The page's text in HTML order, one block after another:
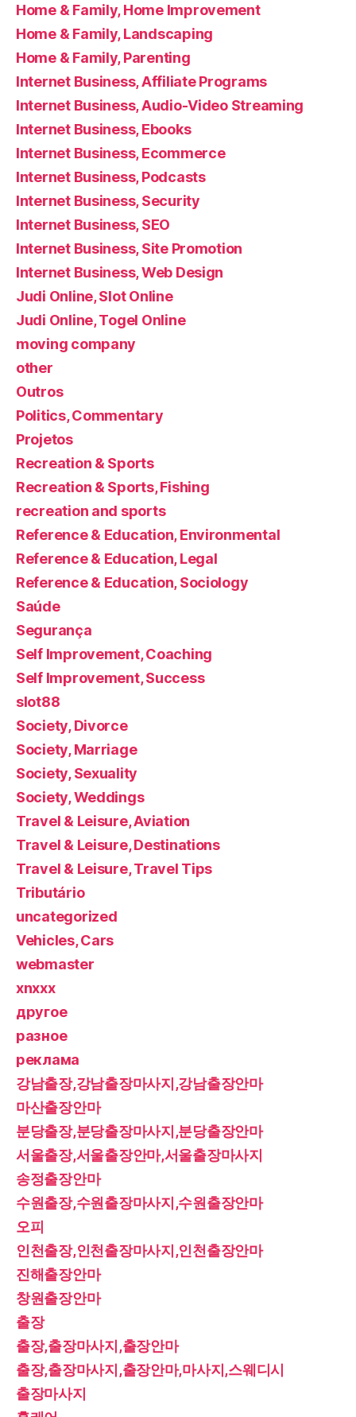
Home & Family, Home Improvement
Home & Family, Landscaping
Home & Family, Parenting
Internet Business, Affiliate Programs
Internet Business, Audio-Video Streaming
Internet Business, Ebooks
Internet Business, Ecommerce
Internet Business, Podcasts
Internet Business, Security
Internet Business, SEO
Internet Business, Site Promotion
Internet Business, Web Design
Judi Online, Slot Online
Judi Online, Togel Online
moving company
other
Outros
Politics, Commentary
Projetos
Recreation & Sports
Recreation & Sports, Fishing
recreation and sports
Reference & Education, Environmental
Reference & Education, Legal
Reference & Education, Sociology
Saúde
Segurança
Self Improvement, Coaching
Self Improvement, Success
slot88
Society, Divorce
Society, Marriage
Society, Sexuality
Society, Weddings
Travel & Leisure, Aviation
Travel & Leisure, Destinations
Travel & Leisure, Travel Tips
Tributário
uncategorized
Vehicles, Cars
webmaster
xnxxx
другое
разное
реклама
강남출장,강남출장마사지,강남출장안마
마산출장안마
분당출장,분당출장마사지,분당출장안마
서울출장,서울출장안마,서울출장마사지
송정출장안마
수원출장,수원출장마사지,수원출장안마
오피
인천출장,인천출장마사지,인천출장안마
진해출장안마
창원출장안마
출장
출장,출장마사지,출장안마
출장,출장마사지,출장안마,마사지,스웨디시
출장마사지